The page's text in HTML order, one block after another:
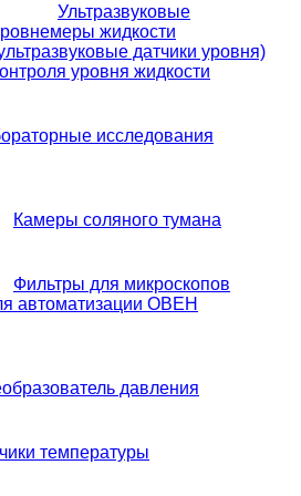
Ультразвуковые
жидкости
датчики уровня)
уровня жидкости
исследования
Камеры соляного тумана
Фильтры для микроскопов
автоматизации ОВЕН
давления
температуры